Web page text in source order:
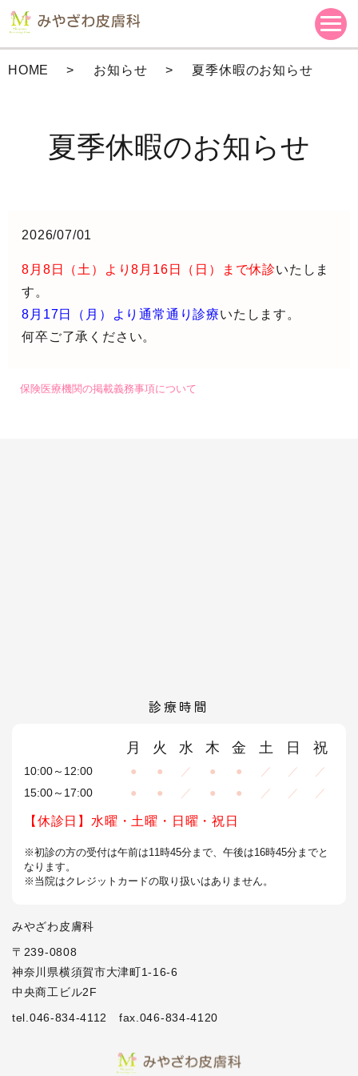
HOME お知らせ 夏季休暇のお知らせ
夏季休暇のお知らせ
2026/07/01
8月8日（土）より8月16日（日）まで休診いたしま
す。
8月17日（月）より通常通り診療いたします。
何卒ご了承ください。
保険医療機関の掲載義務事項について
診療時間
月 火 水 木 金 土 日 祝
10:00～12:00 ● ● ／ ● ● ／ ／
／
15:00～17:00
● ● ／ ● ● ／ ／ ／
【休診日】水曜・土曜・日曜・祝日
※初診の方の受付は午前は11時45分まで、午後は16時45分までと
なります。
※当院はクレジットカードの取り扱いはありません。
みやざわ皮膚科
〒239-0808
神奈川県横須賀市大津町1-16-6
中央商工ビル2F
tel.046-834-4112
fax.046-834-4120